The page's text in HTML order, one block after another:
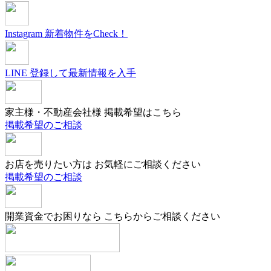
Instagram 新着物件をCheck！
LINE 登録して最新情報を入手
家主様・不動産会社様 掲載希望はこちら
掲載希望のご相談
お店を売りたい方は お気軽にご相談ください
掲載希望のご相談
開業資金でお困りなら こちらからご相談ください